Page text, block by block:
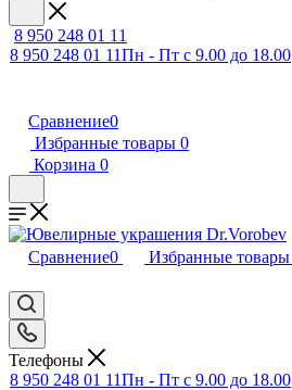
8 950 248 01 11
8 950 248 01 11Пн - Пт с 9.00 до 18.00
Сравнение0
Избранные товары 0
Корзина 0
Сравнение0 Избранные товары
Телефоны
8 950 248 01 11Пн - Пт с 9.00 до 18.00